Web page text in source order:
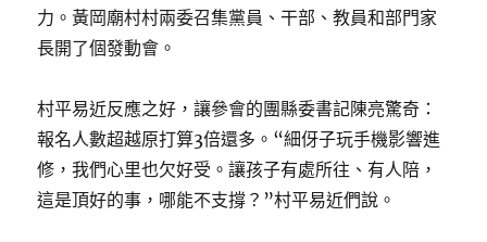
力。黃岡廟村村兩委召集黨員、干部、教員和部門家
長開了個發動會。
村平易近反應之好，讓參會的團縣委書記陳亮驚奇：
報名人數超越原打算3倍還多。“細伢子玩手機影響進
修，我們心里也欠好受。讓孩子有處所往、有人陪，
這是頂好的事，哪能不支撐？”村平易近們說。